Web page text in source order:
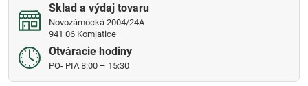
Sklad a výdaj tovaru
Novozámocká 2004/24A
941 06 Komjatice
Otváracie hodiny
PO- PIA 8:00 – 15:30